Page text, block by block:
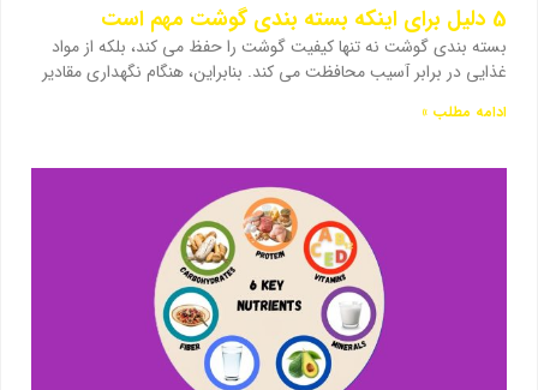
5 دلیل برای اینکه بسته بندی گوشت مهم است
بسته بندی گوشت نه تنها کیفیت گوشت را حفظ می کند، بلکه از مواد
غذایی در برابر آسیب محافظت می کند. بنابراین، هنگام نگهداری مقادیر
ادامه مطلب »